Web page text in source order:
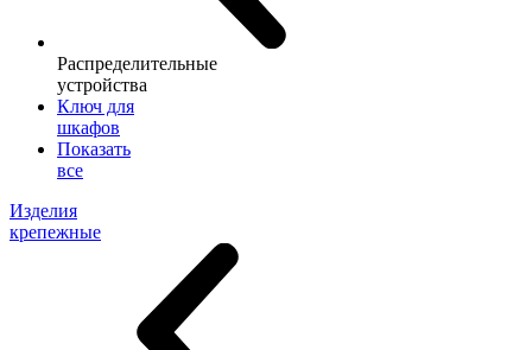
Распределительные
устройства
Ключ для
шкафов
Показать
все
Изделия
крепежные